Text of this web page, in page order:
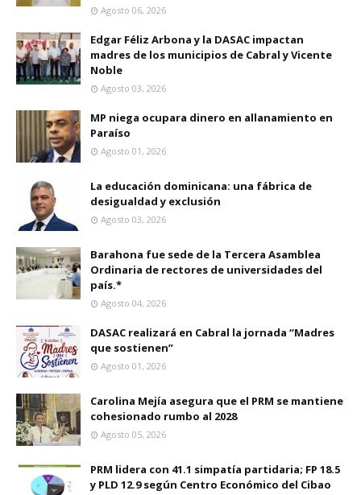
Agosto 06, 2026
Edgar Féliz Arbona y la DASAC impactan
madres de los municipios de Cabral y Vicente
Noble
Agosto 03, 2026
MP niega ocupara dinero en allanamiento en
Paraíso
Agosto 01, 2026
La educación dominicana: una fábrica de
desigualdad y exclusión
Agosto 03, 2026
Barahona fue sede de la Tercera Asamblea
Ordinaria de rectores de universidades del
país.*
Agosto 04, 2026
DASAC realizará en Cabral la jornada “Madres
que sostienen”
Agosto 01, 2026
Carolina Mejía asegura que el PRM se mantiene
cohesionado rumbo al 2028
Agosto 05, 2026
PRM lidera con 41.1 simpatía partidaria; FP 18.5
y PLD 12.9 según Centro Económico del Cibao